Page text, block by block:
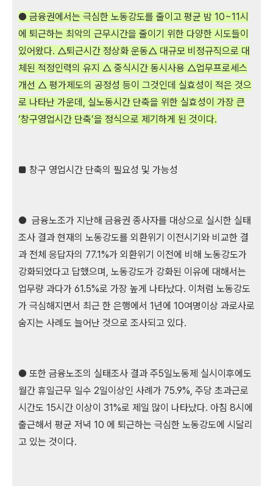
● 금융권에서는 극심한 노동강도를 줄이고 평균 밤 10~11시
에 퇴근하는 최악의 근무시간을 줄이기 위한 다양한 시도들이
있어왔다. △퇴근시간 정상화 운동△ 대규모 비정규직으로 대
체된 적정인력의 유지 △ 중식시간 동시사용 △업무프로세스
개선 △ 평가제도의 공정성 등이 그것인데 실효성이 적은 것으
로 나타난 가운데, 실노동시간 단축을 위한 실효성이 가장 큰
‘창구영업시간 단축’을 정식으로 제기하게 된 것이다.
■ 창구 영업시간 단축의 필요성 및 가능성
● 금융노조가 지난해 금융권 종사자를 대상으로 실시한 실태
조사 결과 현재의 노동강도를 외환위기 이전시기와 비교한 결
과 전체 응답자의 77.1%가 외환위기 이전에 비해 노동강도가
강화되었다고 답했으며, 노동강도가 강화된 이유에 대해서는
업무량 과다가 61.5%로 가장 높게 나타났다. 이처럼 노동강도
가 극심해지면서 최근 한 은행에서 1년에 10여명이상 과로사로
숨지는 사례도 늘어난 것으로 조사되고 있다.
● 또한 금융노조의 실태조사 결과 주5일노동제 실시이후에도
월간 휴일근무 일수 2일이상인 사례가 75.9%, 주당 초과근로
시간도 15시간 이상이 31%로 제일 많이 나타났다. 아침 8시에
출근해서 평균 저녁 10 에 퇴근하는 극심한 노동강도에 시달리
고 있는 것이다.